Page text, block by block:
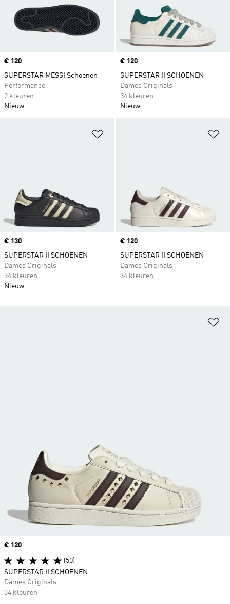
Price
€ 120
SUPERSTAR MESSI Schoenen
Performance
2 kleuren
Nieuw
Price
€ 120
SUPERSTAR II SCHOENEN
Dames Originals
34 kleuren
Nieuw
Price
€ 130
SUPERSTAR II SCHOENEN
Dames Originals
34 kleuren
Nieuw
Price
€ 120
SUPERSTAR II SCHOENEN
Dames Originals
34 kleuren
Price
€ 120
(50)
SUPERSTAR II SCHOENEN
Dames Originals
34 kleuren